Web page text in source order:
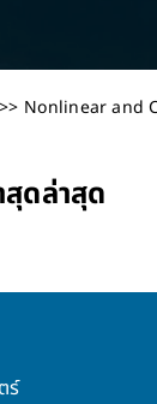
Nonlinear and
ดล่าสุด
ร์